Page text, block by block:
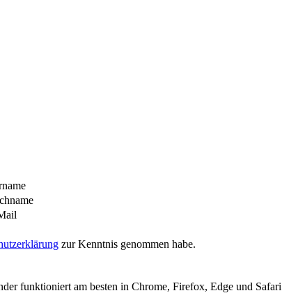
zur Kenntnis genommen habe.
funktioniert am besten in Chrome, Firefox, Edge und Safari